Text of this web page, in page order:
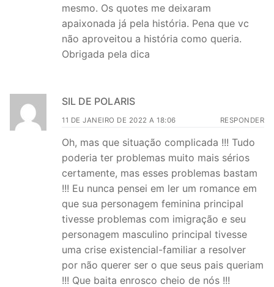
mesmo. Os quotes me deixaram
apaixonada já pela história. Pena que vc
não aproveitou a história como queria.
Obrigada pela dica
SIL DE POLARIS
11 DE JANEIRO DE 2022 A 18:06 RESPONDER
Oh, mas que situação complicada !!! Tudo
poderia ter problemas muito mais sérios
certamente, mas esses problemas bastam
!!! Eu nunca pensei em ler um romance em
que sua personagem feminina principal
tivesse problemas com imigração e seu
personagem masculino principal tivesse
uma crise existencial-familiar a resolver
por não querer ser o que seus pais queriam
!!! Que baita enrosco cheio de nós !!!